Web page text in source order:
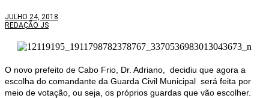
JULHO 24, 2018
REDAÇÃO JS
O novo prefeito de Cabo Frio, Dr. Adriano, decidiu que agora a
escolha do comandante da Guarda Civil Municipal será feita por
meio de votação, ou seja, os próprios guardas que vão escolher.